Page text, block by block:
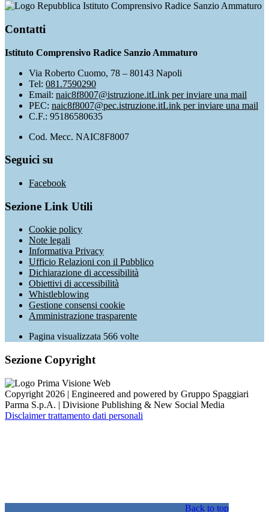
Istituto Comprensivo Radice Sanzio Ammaturo
Contatti
Istituto Comprensivo Radice Sanzio Ammaturo
Via Roberto Cuomo, 78 – 80143 Napoli
Tel: 081.7590290
Email: naic8f8007@istruzione.itLink per inviare una mail
PEC: naic8f8007@pec.istruzione.itLink per inviare una mail
C.F.: 95186580635
Cod. Mecc. NAIC8F8007
Seguici su
Facebook
Sezione Link Utili
Cookie policy
Note legali
Informativa Privacy
Ufficio Relazioni con il Pubblico
Dichiarazione di accessibilità
Obiettivi di accessibilità
Whistleblowing
Gestione consensi cookie
Amministrazione trasparente
Pagina visualizzata 566 volte
Sezione Copyright
Copyright 2026 | Engineered and powered by Gruppo Spaggiari
Parma S.p.A. | Divisione Publishing & New Social Media
Disclaimer trattamento dati personali
Back to top